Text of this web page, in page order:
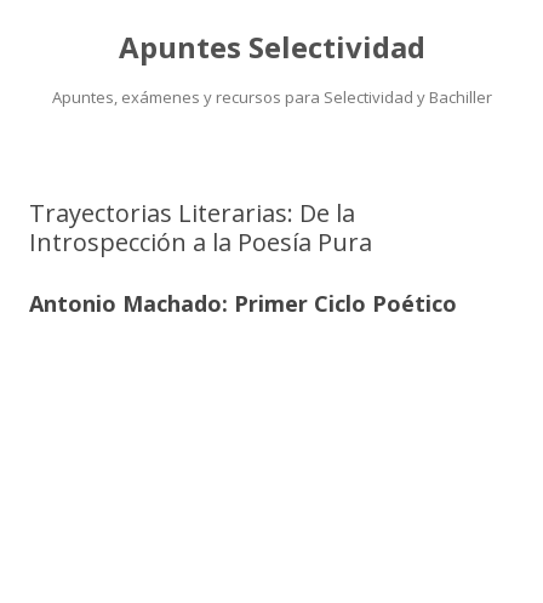
Apuntes Selectividad
Apuntes, exámenes y recursos para Selectividad y Bachiller
Trayectorias Literarias: De la
Introspección a la Poesía Pura
Antonio Machado: Primer Ciclo Poético